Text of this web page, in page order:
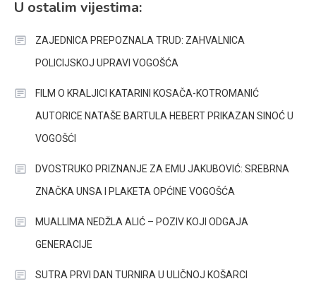
U ostalim vijestima:
ZAJEDNICA PREPOZNALA TRUD: ZAHVALNICA
POLICIJSKOJ UPRAVI VOGOŠĆA
FILM O KRALJICI KATARINI KOSAČA-KOTROMANIĆ
AUTORICE NATAŠE BARTULA HEBERT PRIKAZAN SINOĆ U
VOGOŠĆI
DVOSTRUKO PRIZNANJE ZA EMU JAKUBOVIĆ: SREBRNA
ZNAČKA UNSA I PLAKETA OPĆINE VOGOŠĆA
MUALLIMA NEDŽLA ALIĆ – POZIV KOJI ODGAJA
GENERACIJE
SUTRA PRVI DAN TURNIRA U ULIČNOJ KOŠARCI